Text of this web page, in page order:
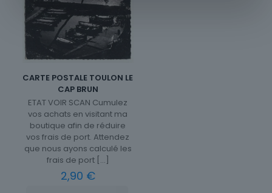
CARTE POSTALE TOULON LE
CAP BRUN
ETAT VOIR SCAN Cumulez
vos achats en visitant ma
boutique afin de réduire
vos frais de port. Attendez
que nous ayons calculé les
frais de port[…]
2,90 €